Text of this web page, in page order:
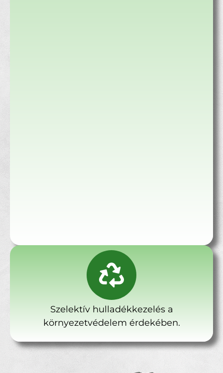
Szelektív hulladékkezelés a
környezetvédelem érdekében.